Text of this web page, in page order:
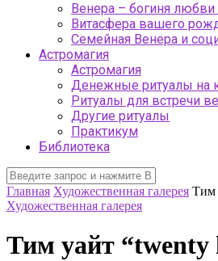
Венера – богиня любви
Витасфера вашего
Семейная Венера и
Астромагия
Астромагия
Денежные ритуалы на
Ритуалы для встречи
Другие ритуалы
Практикум
Библиотека
Главная Художественная галерея Тим
Художественная галерея
Тим уайт “twenty